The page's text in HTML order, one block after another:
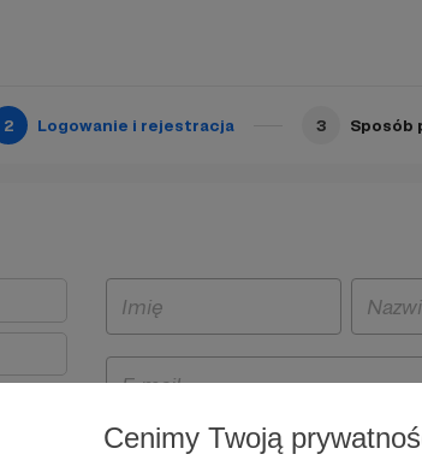
Cenimy Twoją
2 Logowanie i rejestracja 3 Sposób